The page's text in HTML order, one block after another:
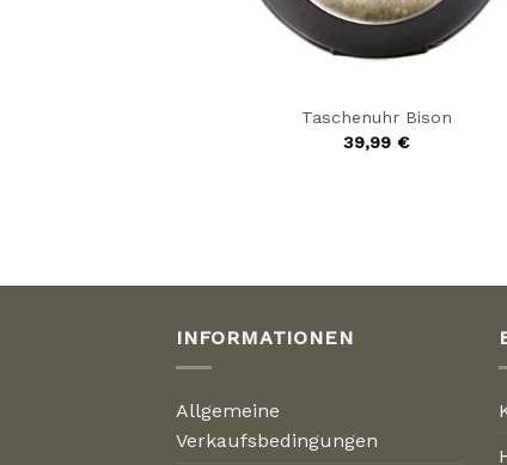
Taschenuhr Bison
39,99 €
INFORMATIONEN
Allgemeine
Verkaufsbedingungen